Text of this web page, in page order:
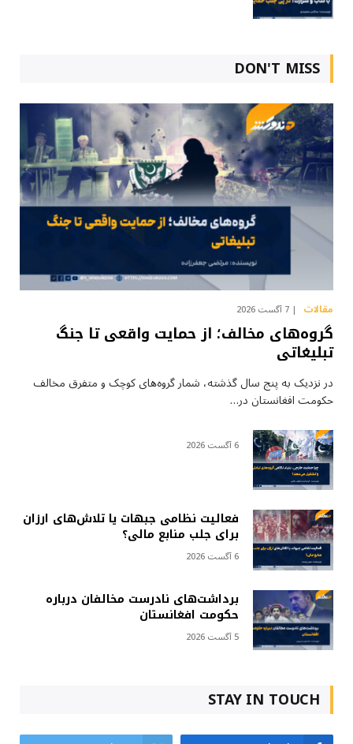
DON'T MISS
مقالات 7 آگست 2026
گروه‌های مخالف؛ از حمایت واقعی تا جنگ
تبلیغاتی
در نزدیک به پنج سال گذشته، شمار گروه‌های کوچک و متفرق مخالف
حکومت افغانستان در…
6 آگست 2026
فعالیت نظامی جبهات یا تلاش‌های ارزان
برای جلب منابع مالی؟
6 آگست 2026
برداشت‌های نادرست مخالفان درباره
حکومت افغانستان
5 آگست 2026
STAY IN TOUCH